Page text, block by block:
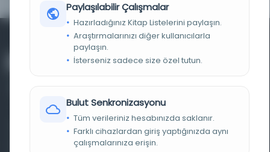
Farklı dönem, dil ve coğrafyalara ait tarihî yazma ve
basma eserleri, arşiv belgelerini, süreli yayınları ve görsel
Paylaşılabilir Çalışmalar
Hazırladığınız Kitap Listelerini paylaşın.
Araştırmalarınızı diğer kullanıcılarla
paylaşın.
İsterseniz sadece size özel tutun.
Bulut Senkronizasyonu
Tüm verileriniz hesabınızda saklanır.
Farklı cihazlardan giriş yaptığınızda aynı
çalışmalarınıza erişin.